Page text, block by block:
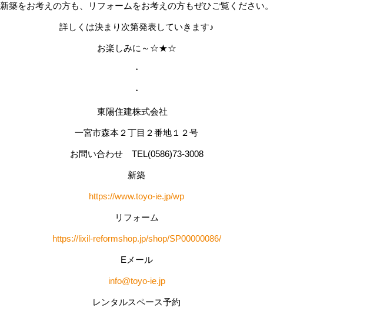
新築をお考えの方も、リフォームをお考えの方もぜひご覧ください。
詳しくは決まり次第発表していきます♪
お楽しみに～☆★☆
・
・
東陽住建株式会社
一宮市森本２丁目２番地１２号
お問い合わせ TEL(0586)73-3008
新築
https://www.toyo-ie.jp/wp
リフォーム
https://lixil-reformshop.jp/shop/SP00000086/
Eメール
info@toyo-ie.jp
レンタルスペース予約